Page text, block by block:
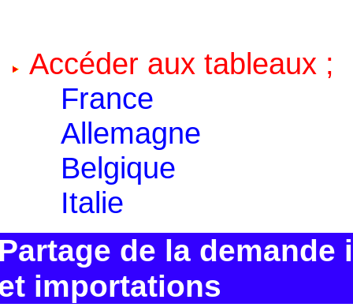
Accéder aux tableaux ;
France
Allemagne
Belgique
Italie
de la
importations